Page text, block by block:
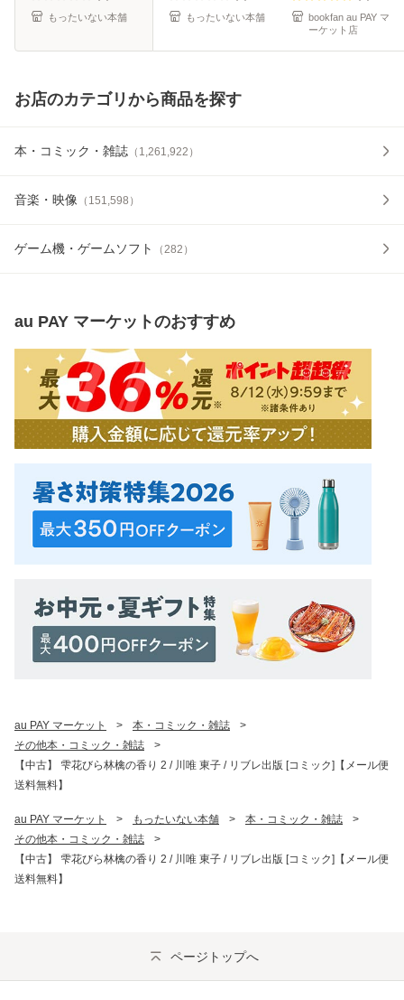
もったいない本舗 もったいない本舗
bookfan au PAY マ
ーケット店
お店のカテゴリから商品を探す
本・コミック・雑誌 （ 1,261,922 ）
音楽・映像 （ 151,598 ）
ゲーム機・ゲームソフト （282 ）
au PAY マーケットのおすすめ
au PAY マーケット > 本・コミック・雑誌
>
その他本・コミック・雑誌
>
【中古】 雫花びら林檎の香り 2 / 川唯 東子 / リブレ出版 [コミック]【メール便
送料無料】
au PAY マーケット > もったいない本舗 > 本・コミック・雑誌
>
その他本・コミック・雑誌
>
【中古】 雫花びら林檎の香り 2 / 川唯 東子 / リブレ出版 [コミック]【メール便
送料無料】
ページトップへ